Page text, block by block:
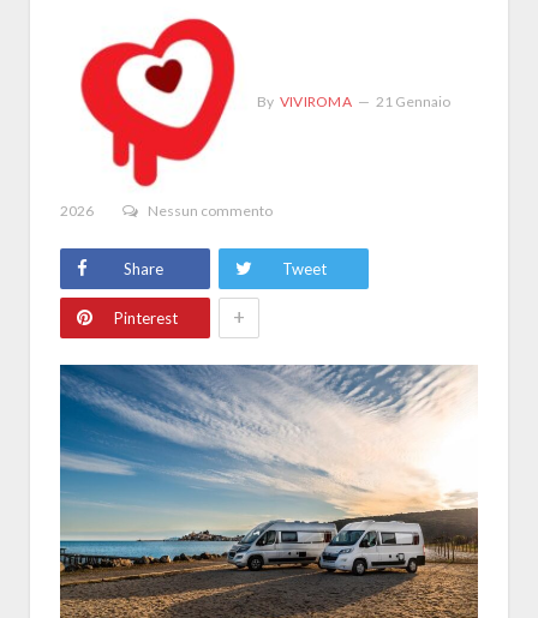
By VIVIROMA 21 Gennaio
2026 Nessun commento
Share Tweet
Pinterest +